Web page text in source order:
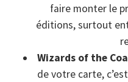
faire monter le
éditions, surtout
Wizards of the
de votre carte,